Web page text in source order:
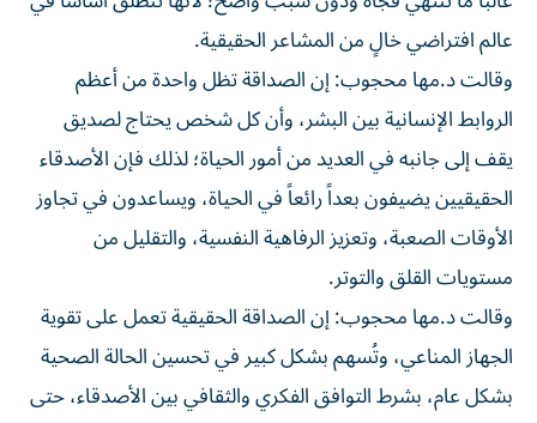
عالم افتراضي خالٍ من المشاعر الحقيقية.
وقالت د.مها محجوب: إن الصداقة تظل واحدة من أعظم
الروابط الإنسانية بين البشر، وأن كل شخص يحتاج لصديق
يقف إلى جانبه في العديد من أمور الحياة؛ لذلك فإن الأصدقاء
الحقيقيين يضيفون بعداً رائعاً في الحياة، ويساعدون في تجاوز
الأوقات الصعبة، وتعزيز الرفاهية النفسية، والتقليل من
مستويات القلق والتوتر.
وقالت د.مها محجوب: إن الصداقة الحقيقية تعمل على تقوية
الجهاز المناعي، وتُسهم بشكل كبير في تحسين الحالة الصحية
بشكل عام، بشرط التوافق الفكري والثقافي بين الأصدقاء، حتى